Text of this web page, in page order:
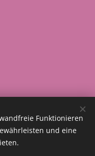
Royale la Grande-
Funktionieren
und eine